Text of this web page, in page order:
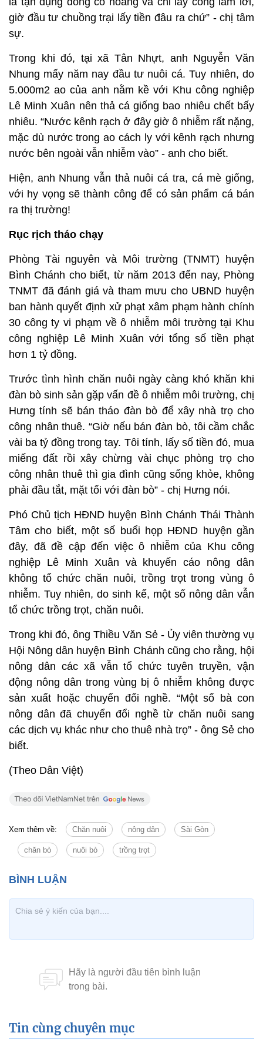
giờ đầu tư chuồng trại lấy tiền đâu ra chứ” - chị tâm
sự.
Trong khi đó, tại xã Tân Nhựt, anh Nguyễn Văn
Nhung mấy năm nay đầu tư nuôi cá. Tuy nhiên, do
5.000m2 ao của anh nằm kề với Khu công nghiệp
Lê Minh Xuân nên thả cá giống bao nhiêu chết bấy
nhiêu. “Nước kênh rạch ở đây giờ ô nhiễm rất nặng,
mặc dù nước trong ao cách ly với kênh rạch nhưng
nước bên ngoài vẫn nhiễm vào” - anh cho biết.
Hiện, anh Nhung vẫn thả nuôi cá tra, cá mè giống,
với hy vọng sẽ thành công để có sản phẩm cá bán
ra thị trường!
Rục rịch tháo chạy
Phòng Tài nguyên và Môi trường (TNMT) huyện
Bình Chánh cho biết, từ năm 2013 đến nay, Phòng
TNMT đã đánh giá và tham mưu cho UBND huyện
ban hành quyết định xử phạt xâm phạm hành chính
30 công ty vi phạm về ô nhiễm môi trường tại Khu
công nghiệp Lê Minh Xuân với tổng số tiền phạt
hơn 1 tỷ đồng.
Trước tình hình chăn nuôi ngày càng khó khăn khi
đàn bò sinh sản gặp vấn đề ô nhiễm môi trường, chị
Hưng tính sẽ bán tháo đàn bò để xây nhà trọ cho
công nhân thuê. “Giờ nếu bán đàn bò, tôi cầm chắc
vài ba tỷ đồng trong tay. Tôi tính, lấy số tiền đó, mua
miếng đất rồi xây chừng vài chục phòng trọ cho
công nhân thuê thì gia đình cũng sống khỏe, không
phải đầu tắt, mặt tối với đàn bò” - chị Hưng nói.
Phó Chủ tịch HĐND huyện Bình Chánh Thái Thành
Tâm cho biết, một số buổi họp HĐND huyện gần
đây, đã đề cập đến việc ô nhiễm của Khu công
nghiệp Lê Minh Xuân và khuyến cáo nông dân
không tổ chức chăn nuôi, trồng trọt trong vùng ô
nhiễm. Tuy nhiên, do sinh kế, một số nông dân vẫn
tổ chức trồng trọt, chăn nuôi.
Trong khi đó, ông Thiều Văn Sẻ - Ủy viên thường vụ
Hội Nông dân huyện Bình Chánh cũng cho rằng, hội
nông dân các xã vẫn tổ chức tuyên truyền, vận
động nông dân trong vùng bị ô nhiễm không được
sản xuất hoặc chuyển đổi nghề. “Một số bà con
nông dân đã chuyển đổi nghề từ chăn nuôi sang
các dịch vụ khác như cho thuê nhà trọ” - ông Sẻ cho
biết.
(Theo Dân Việt)
Xem thêm về: Chăn nuôi nông dân Sài Gòn
chăn bò nuôi bò trồng trọt
Tin cùng chuyên mục